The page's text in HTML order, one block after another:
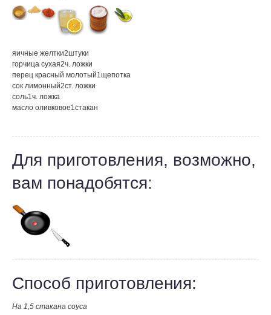
яичные желтки2штуки
горчица сухая2ч. ложки
перец красный молотый1щепотка
сок лимонный2ст. ложки
соль1ч. ложка
масло оливковое1стакан
Для приготовления, возможно,
вам понадобятся:
Способ приготовления:
На 1,5 стакана соуса